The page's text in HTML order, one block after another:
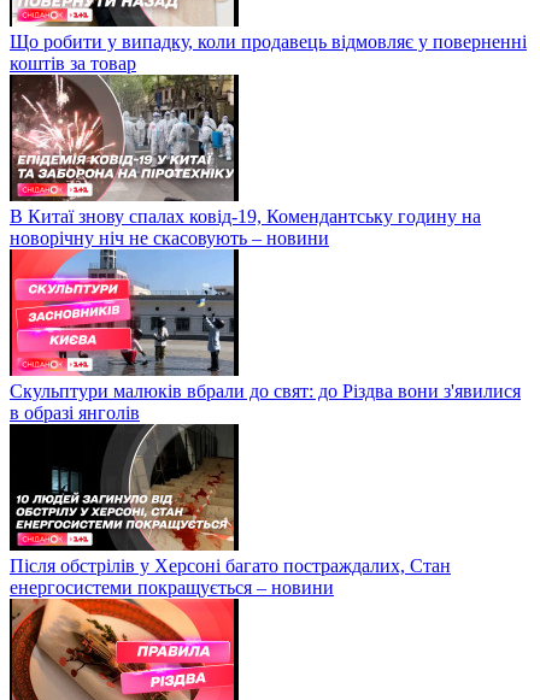
Що робити у випадку, коли продавець відмовляє у поверненні
коштів за товар
В Китаї знову спалах ковід-19, Комендантську годину на
новорічну ніч не скасовують – новини
Скульптури малюків вбрали до свят: до Різдва вони з'явилися
в образі янголів
Після обстрілів у Херсоні багато постраждалих, Стан
енергосистеми покращується – новини